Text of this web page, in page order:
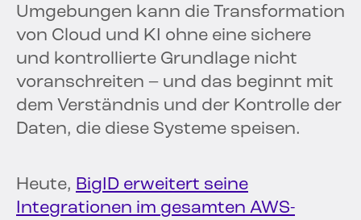
Umgebungen kann die Transformation
von Cloud und KI ohne eine sichere
und kontrollierte Grundlage nicht
voranschreiten – und das beginnt mit
dem Verständnis und der Kontrolle der
Daten, die diese Systeme speisen.
Heute, BigID erweitert seine
Integrationen im gesamten AWS-